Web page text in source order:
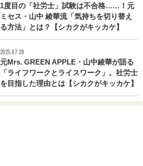
1度目の「社労士」試験は不合格……！元
ミセス・山中 綾華流「気持ちを切り替え
る方法」とは？【シカクがキッカケ】
2025.07.28
元Mrs. GREEN APPLE・山中綾華が語る
「ライフワークとライスワーク」。社労士
を目指した理由とは【シカクがキッカケ】